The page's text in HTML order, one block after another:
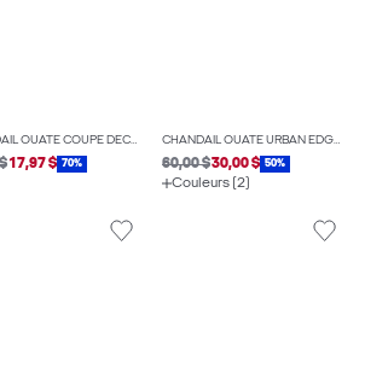
CHANDAIL OUATÉ COUPE DÉCONTRACTÉE
17,97 $ 70%
CHANDAIL OUATÉ URBAN EDGE COUPE AMPLE
60,00 $30,00 $ 50%
Couleurs (2)